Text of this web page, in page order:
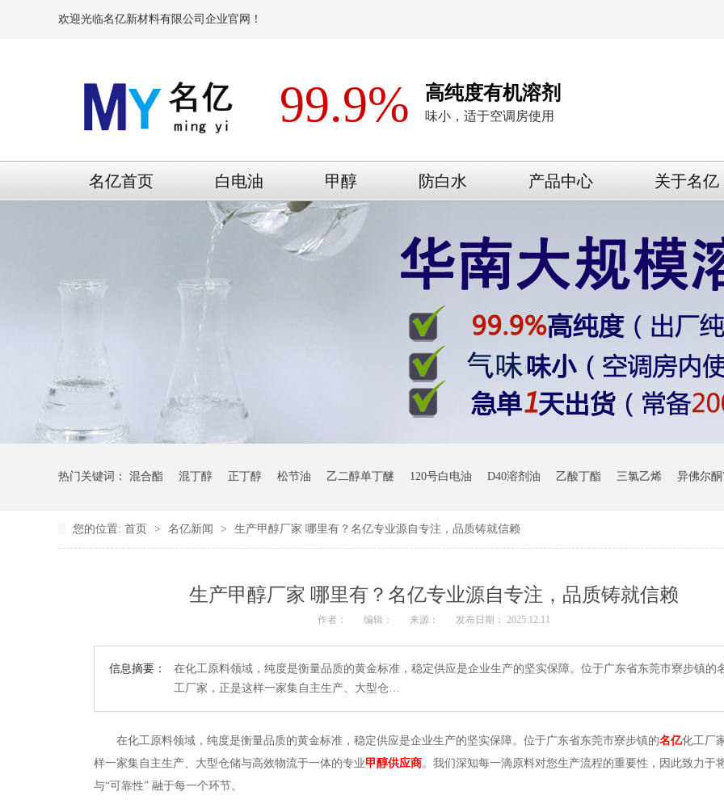
欢迎光临名亿新材料有限公司企业官网！
99.9% 高纯度有机溶剂
味小，适于空调房使用
名亿首页 白电油 甲醇 防白水 产品中心 关于名亿
热门关键词： 混合酯 混丁醇 正丁醇 松节油 乙二醇单丁醚 120号白电油 D40溶剂油 乙酸丁酯 三氯乙烯 异佛尔酮
您的位置: 首页 > 名亿新闻 > 生产甲醇厂家 哪里有？名亿专业源自专注，品质铸就信赖
生产甲醇厂家 哪里有？名亿专业源自专注，品质铸就信赖
作者： 编辑： 来源： 发布日期： 2025.12.11
信息摘要：
在化工原料领域，纯度是衡量品质的黄金标准，稳定供应是企业生产的坚实保障。位于广东省东莞市寮步镇的
工厂家，正是这样一家集自主生产、大型仓…
在化工原料领域，纯度是衡量品质的黄金标准，稳定供应是企业生产的坚实保障。位于广东省东莞市寮步镇的名亿化工厂
样一家集自主生产、大型仓储与高效物流于一体的专业甲醇供应商。我们深知每一滴原料对您生产流程的重要性，因此致力于
与“可靠性” 融于每一个环节。